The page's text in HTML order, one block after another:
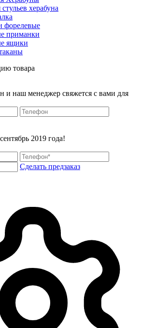
херабуна
форелевые
приманки
ящики
товара
и наш менеджер свяжется с вами для
2019 года!
Сделать предзаказ